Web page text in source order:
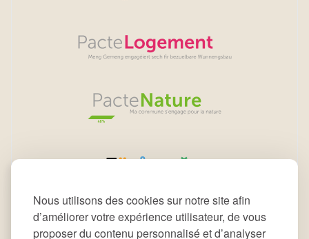
Nous utilisons des cookies sur notre site afin
d’améliorer votre expérience utilisateur, de vous
proposer du contenu personnalisé et d’analyser